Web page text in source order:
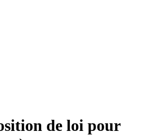
de loi pour